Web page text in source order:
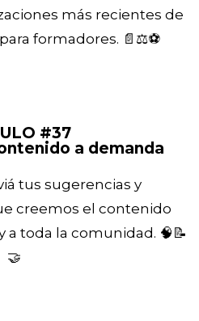
más recientes de
formadores. 📄⚖️⚽
#37
a demanda
tus sugerencias y
creemos el contenido
a toda la comunidad. 🧠📝
🤝